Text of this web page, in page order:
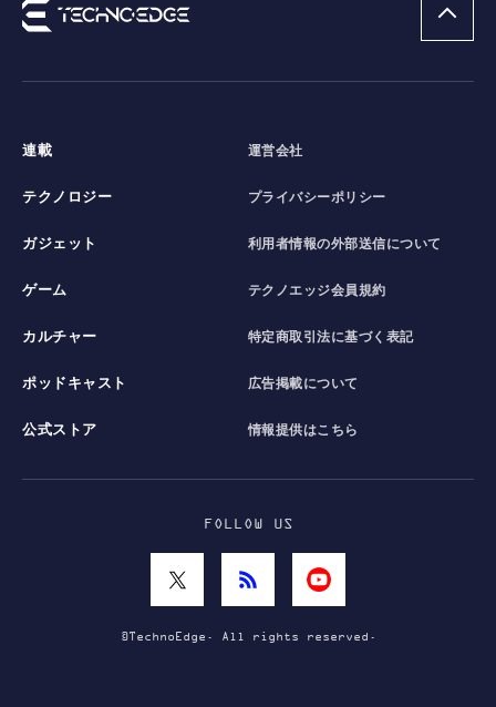
連載
テクノロジー
ガジェット
ゲーム
カルチャー
ポッドキャスト
公式ストア
運営会社
プライバシーポリシー
利用者情報の外部送信について
テクノエッジ会員規約
特定商取引法に基づく表記
広告掲載について
情報提供はこちら
FOLLOW US
©TechnoEdge. All rights reserved.